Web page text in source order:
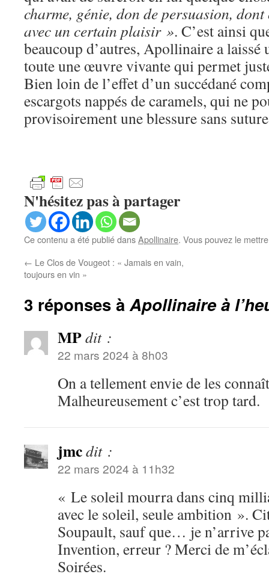
charme, génie, don de persuasion,
avec un certain plaisir ». C’est ainsi
beaucoup d’autres, Apollinaire a laissé
toute une œuvre vivante qui permet
Bien loin de l’effet d’un succédané
escargots nappés de caramels, qui ne
provisoirement une blessure sans
N'hésitez pas à partager
Ce contenu a été publié dansApollinaire. Vous pouvez le
← Le Clos de Vougeot : « Jamais en vain,
toujours en vin »
3 réponses àApollinaire à
MPdit :
22 mars 2024 à 8h03
On a tellement envie de les
Malheureusement c’est trop tard.
jmcdit :
22 mars 2024 à 11h32
« Le soleil mourra dans cinq
avec le soleil, seule ambition ».
Soupault, sauf que… je n’arrive
Invention, erreur ? Merci de
Soirées.